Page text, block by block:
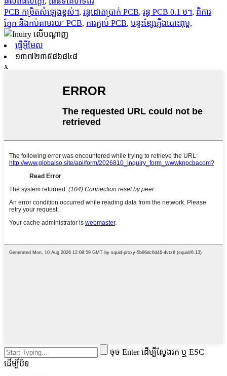
PCB កម្រិតសំឡេងខ្ពស់។, រន្ធដោតប្រាក់ PCB, រន្ធ PCB 0.1 ម។, ពិការ
ភ្នែក និងកប់តាមរយៈ PCB, ការភ្ជាប់ PCB, បន្ទះខ្សែភ្លើងបោះពុម្ព,
ផ្ញើអ៊ីមែល
១៣៧២៣៥៨៦៨៤៨
x
ចុច Enter ដើម្បីស្វែងរក ឬ ESC
ដើម្បីបិទ